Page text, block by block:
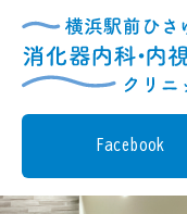
Facebook